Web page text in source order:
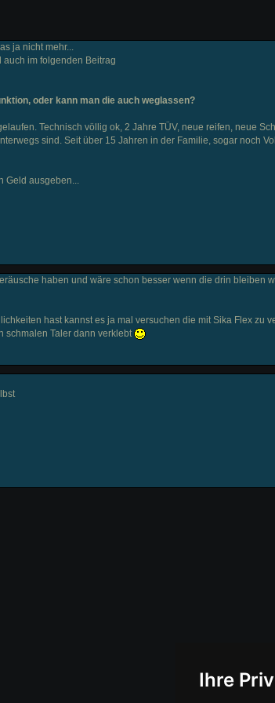
Ihre
ja nicht mehr...
im folgenden Beitrag
oder kann man die auch weglassen?
Technisch völlig ok, 2 Jahre TÜV, neue reifen, neue
sind. Seit über 15 Jahren in der Familie, sogar noch
ausgeben...
haben und wäre schon besser wenn die drin bleiben
hast kannst es ja mal versuchen die mit Sika Flex zu
schmalen Taler dann verklebt